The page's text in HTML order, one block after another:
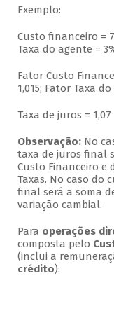
Exemplo:
Custo financeiro =
Taxa do agente =
Fator Custo
1,015; Fator Taxa
Taxa de juros = 1,07
Observação:No
taxa de juros final
Custo Financeiro e
Taxas. No caso do
final será a soma
variação cambial.
Para operações
composta pelo
(inclui a
crédito):